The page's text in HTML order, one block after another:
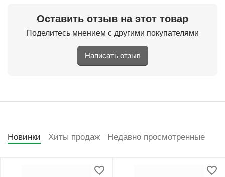
Оставить отзыв на этот товар
Поделитесь мнением с другими покупателями
Написать отзыв
Новинки Хиты продаж Недавно просмотренные